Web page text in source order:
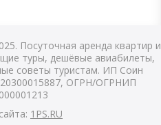
Посуточная аренда квартир и
туры, дешёвые авиабилеты,
советы туристам. ИП Соин
ОГРН/ОГРНИП
1PS.RU